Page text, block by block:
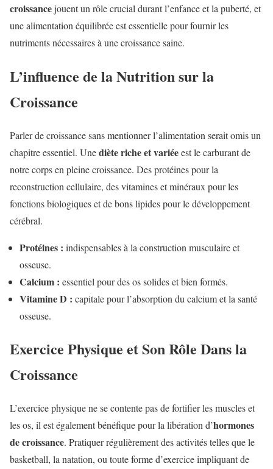
croissancejouent un rôle crucial durant l’enfance et la puberté, et
une alimentation équilibrée est essentielle pour fournir les
nutriments nécessaires à une croissance saine.
L’influence de la Nutrition sur la
Croissance
Parler de croissance sans mentionner l’alimentation serait omis un
chapitre essentiel. Unediète riche et variéeest le carburant de
notre corps en pleine croissance. Des protéines pour la
reconstruction cellulaire, des vitamines et minéraux pour les
fonctions biologiques et de bons lipides pour le développement
cérébral.
Protéines : indispensables à la construction musculaire et
osseuse.
Calcium : essentiel pour des os solides et bien formés.
Vitamine D : capitale pour l’absorption du calcium et la santé
osseuse.
Exercice Physique et Son Rôle Dans la
Croissance
L’exercice physique ne se contente pas de fortifier les muscles et
les os, il est également bénéfique pour la libération d’hormones
de croissance. Pratiquer régulièrement des activités telles que le
basketball, la natation, ou toute forme d’exercice impliquant de